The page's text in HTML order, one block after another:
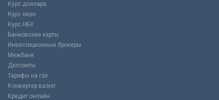
Курс доллара
Курс евро
Курс НБУ
Банковские карты
Инвестиционные брокеры
Межбанк
Депозиты
Тарифы на газ
Конвертер валют
Кредит онлайн